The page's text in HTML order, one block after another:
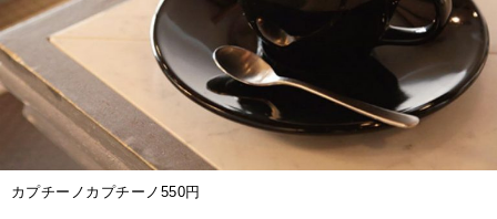
カプチーノカプチーノ550円